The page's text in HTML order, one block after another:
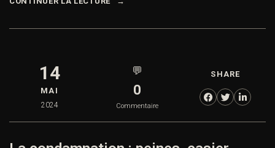
14
MAI
2024
💬
0
Commentaire
SHARE